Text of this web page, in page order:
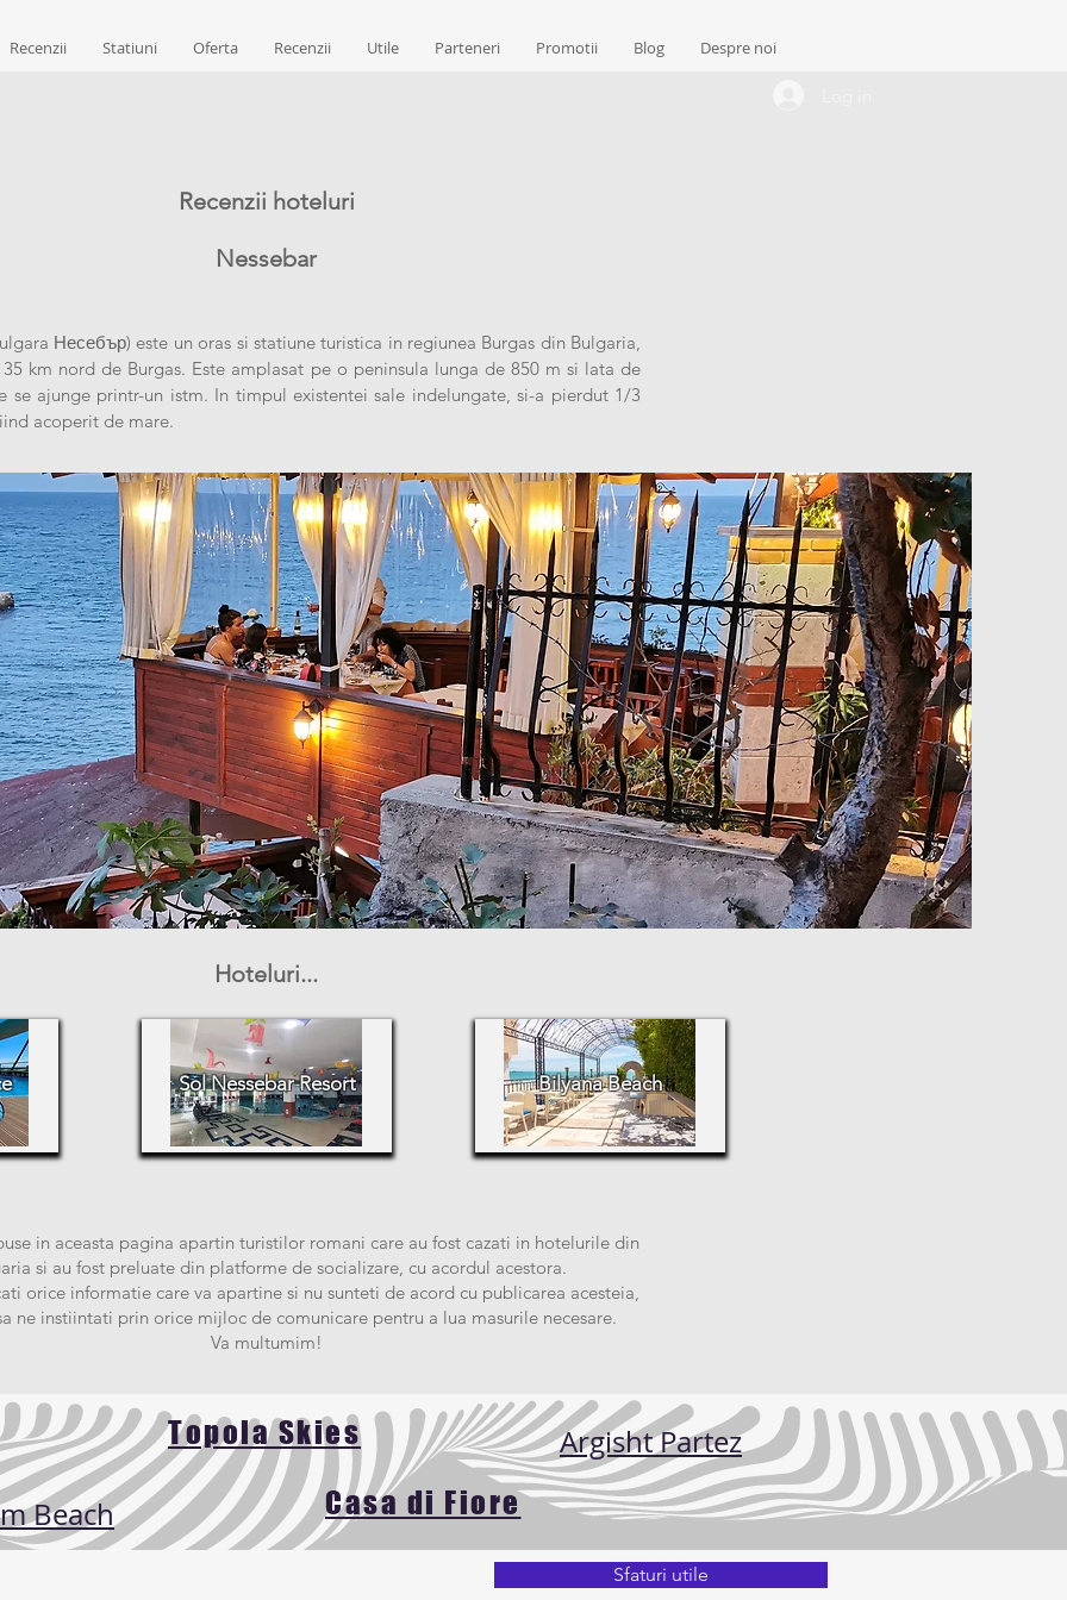
Recenzii Statiuni Oferta Recenzii Utile Parteneri Promotii Blog Despre noi
Recenzii hoteluri
Nessebar
Несебър) este un oras si statiune turistica in regiunea Burgas din Bulgaria,
km nord de Burgas. Este amplasat pe o peninsula lunga de 850 m si lata de
se ajunge printr-un istm. In timpul existentei sale indelungate, si-a pierdut 1/3
acoperit de mare.
Hoteluri...
Sol Nessebar Resort Bilyana Beach
in aceasta pagina apartin turistilor romani care au fost cazati in hotelurile din
si au fost preluate din platforme de socializare, cu acordul acestora.
orice informatie care va apartine si nu sunteti de acord cu publicarea acesteia,
ne instiintati prin orice mijloc de comunicare pentru a lua masurile necesare.
Va multumim!
Beach
Topola Skies Argisht Partez
Casa di Fiore
Sfaturi utile